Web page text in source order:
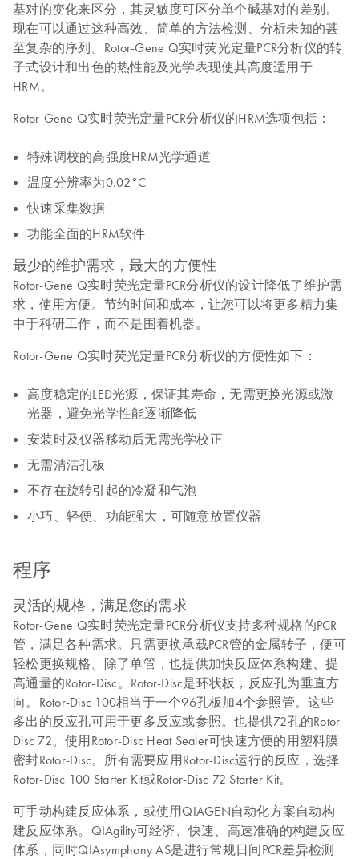
基对的变化来区分，其灵敏度可区分单个碱基对的差别。
现在可以通过这种高效、简单的方法检测、分析未知的甚
至复杂的序列。Rotor-Gene Q实时荧光定量PCR分析仪的转
子式设计和出色的热性能及光学表现使其高度适用于
HRM。
Rotor-Gene Q实时荧光定量PCR分析仪的HRM选项包括：
特殊调校的高强度HRM光学通道
温度分辨率为0.02°C
快速采集数据
功能全面的HRM软件
最少的维护需求，最大的方便性
Rotor-Gene Q实时荧光定量PCR分析仪的设计降低了维护需
求，使用方便。节约时间和成本，让您可以将更多精力集
中于科研工作，而不是围着机器。
Rotor-Gene Q实时荧光定量PCR分析仪的方便性如下：
高度稳定的LED光源，保证其寿命，无需更换光源或激
光器，避免光学性能逐渐降低
安装时及仪器移动后无需光学校正
无需清洁孔板
不存在旋转引起的冷凝和气泡
小巧、轻便、功能强大，可随意放置仪器
程序
灵活的规格，满足您的需求
Rotor-Gene Q实时荧光定量PCR分析仪支持多种规格的PCR
管，满足各种需求。只需更换承载PCR管的金属转子，便可
轻松更换规格。除了单管，也提供加快反应体系构建、提
高通量的Rotor-Disc。Rotor-Disc是环状板，反应孔为垂直方
向。Rotor-Disc 100相当于一个96孔板加4个参照管。这些
多出的反应孔可用于更多反应或参照。也提供72孔的Rotor-
Disc 72。使用Rotor-Disc Heat Sealer可快速方便的用塑料膜
密封Rotor-Disc。所有需要应用Rotor-Disc运行的反应，选择
Rotor-Disc 100 Starter Kit或Rotor-Disc 72 Starter Kit。
可手动构建反应体系，或使用QIAGEN自动化方案自动构
建反应体系。QIAgility可经济、快速、高速准确的构建反应
体系，同时QIAsymphony AS是进行常规日间PCR差异检测